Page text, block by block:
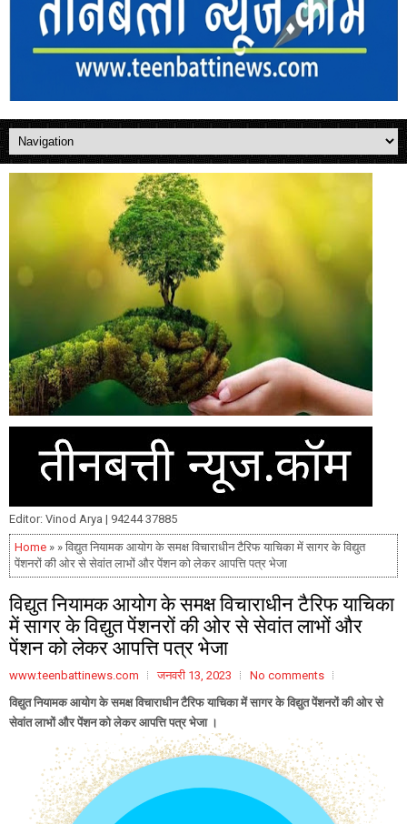
Editor: Vinod Arya | 94244 37885
Home » » विद्युत नियामक आयोग के समक्ष विचाराधीन टैरिफ याचिका में सागर के विद्युत
पेंशनरों की ओर से सेवांत लाभों और पेंशन को लेकर आपत्ति पत्र भेजा
विद्युत नियामक आयोग के समक्ष विचाराधीन टैरिफ याचिका
में सागर के विद्युत पेंशनरों की ओर से सेवांत लाभों और
पेंशन को लेकर आपत्ति पत्र भेजा
www.teenbattinews.com जनवरी 13, 2023
No comments
विद्युत नियामक आयोग के समक्ष विचाराधीन टैरिफ याचिका में सागर के विद्युत पेंशनरों की ओर से
सेवांत लाभों और पेंशन को लेकर आपत्ति पत्र भेजा ।